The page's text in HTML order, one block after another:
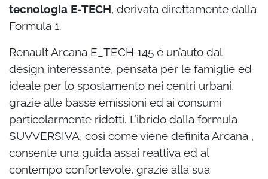
tecnologia E-TECH, derivata direttamente dalla
Formula 1.
Renault Arcana E_TECH 145 è un’auto dal
design interessante, pensata per le famiglie ed
ideale per lo spostamento nei centri urbani,
grazie alle basse emissioni ed ai consumi
particolarmente ridotti. L’ibrido dalla formula
SUVVERSIVA, così come viene definita Arcana ,
consente una guida assai reattiva ed al
contempo confortevole, grazie alla sua